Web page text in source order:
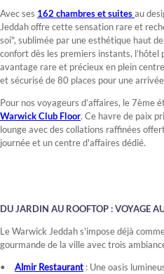
Avec ses 162 chambres et suitesau
Jeddah offre cette sensation rare et
soi", sublimée par une esthétique haut
confort dès les premiers instants, l’hôtel
avantage rare et précieux en plein
et sécurisé de 80 places pour une
Pour nos voyageurs d’affaires, le 7ème
Warwick Club Floor. Ce havre de paix
lounge avec des collations raffinées
journée et un centre d'affaires dédié.
DU JARDIN AU ROOFTOP : VOYAGE
Le Warwick Jeddah s'impose déjà
gourmande de la ville avec trois
Almir Restaurant : Une oasis